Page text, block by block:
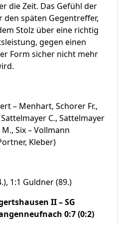
die Zeit. Das Gefühl der
den späten Gegentreffer,
Stolz über eine richtig
gegen einen
Form sicher nicht mehr
– Menhart, Schorer Fr.,
C., Sattelmayer
Six – Vollmann
Kleber)
1:1 Guldner (89.)
II – SG
0:7 (0:2)